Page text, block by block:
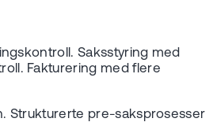
Saksstyring med
Fakturering med flere
Strukturerte pre-saksprosesser